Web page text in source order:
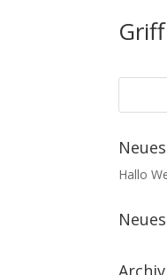
Hallo
Archiv